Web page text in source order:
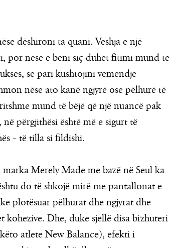
dëshironi ta quani. Veshja e një
por nëse e bëni siç duhet fitimi mund të
së pari kushtojini vëmendje
nëse ato kanë ngjyrë ose pëlhurë të
mund të bëjë që një nuancë pak
përgjithësi është më e sigurt të
– të tilla si fildishi.
Merely Made me bazë në Seul ka
do të shkojë mirë me pantallonat e
plotësuar pëlhurat dhe ngjyrat dhe
Dhe, duke sjellë disa bizhuteri
atlete New Balance), efekti i